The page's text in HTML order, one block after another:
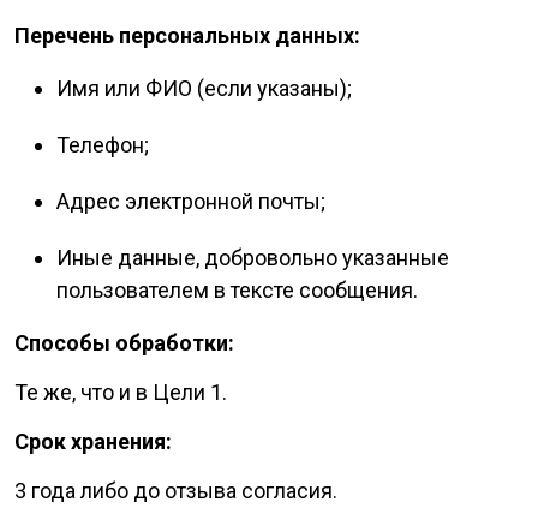
Перечень персональных данных:
Имя или ФИО (если указаны);
Телефон;
Адрес электронной почты;
Иные данные, добровольно указанные
пользователем в тексте сообщения.
Способы обработки:
Те же, что и в Цели 1.
Срок хранения:
3 года либо до отзыва согласия.